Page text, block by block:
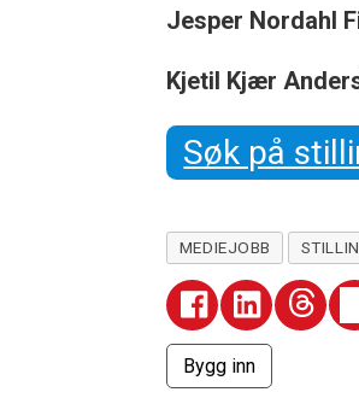
Jesper Nordahl
Kjetil Kjær
Søk på
MEDIEJOBB